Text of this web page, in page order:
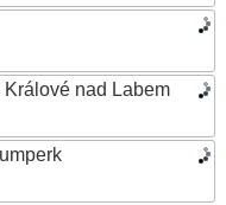
nad Labem